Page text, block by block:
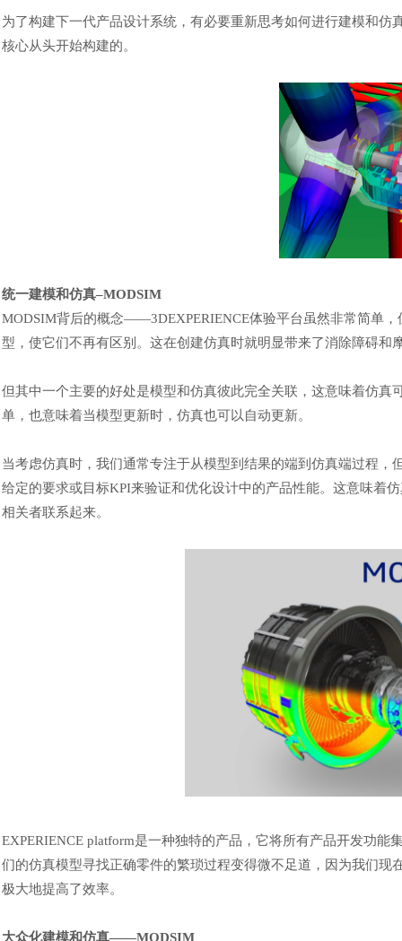
为了构建下一代产品设计系统，有必要重新思考如何进行建模和仿
核心从头开始构建的。
统一建模和仿真–MODSIM
MODSIM背后的概念——3DEXPERIENCE体验平台虽然非常简单，
型， 使它们不再有区别。这在创建仿真时就明显带来了消除障碍和
但其中一个主要的好处是模型和仿真彼此完全关联，这意味着仿真
单，也意味着当模型更新时， 仿真也可以自动更新。
当考虑仿真时，我们通常专注于从模型到结果的端到 仿真端过程，
给定的要求或目标KPI来验证和优化设计中的产品性能。这意味着
相关者联系起来。
EXPERIENCE platform是一种独特的产品，它将所有产品开发功
们的仿真模型寻找正确零件的繁琐过程变得微不足道，因为我们现
极大地提高了效率。
大众化建模和仿真——MODSIM